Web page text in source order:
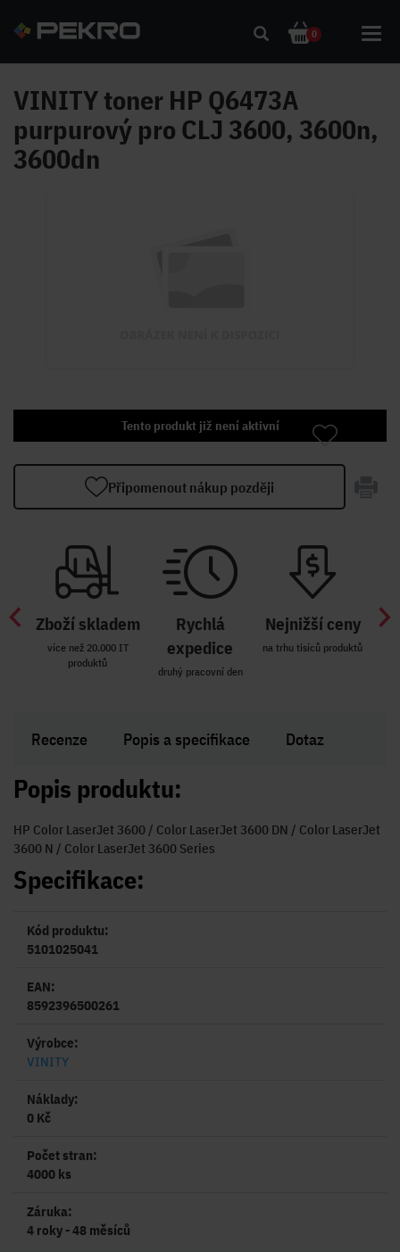
0
VINITY toner HP Q6473A
purpurový pro CLJ 3600, 3600n,
3600dn
Tento produkt již není aktivní
Připomenout nákup později
Zboží skladem
více než 20.000 IT
produktů
Rychlá
expedice
druhý pracovní den
Nejnižší ceny
na trhu tisíců produktů
Recenze Popis a specifikace Dotaz
Popis produktu:
HP Color LaserJet 3600 / Color LaserJet 3600 DN / Color LaserJet
3600 N / Color LaserJet 3600 Series
Specifikace:
Kód produktu:
5101025041
EAN:
8592396500261
Výrobce:
VINITY
Náklady:
0 Kč
Počet stran:
4000 ks
Záruka:
4 roky - 48 měsíců